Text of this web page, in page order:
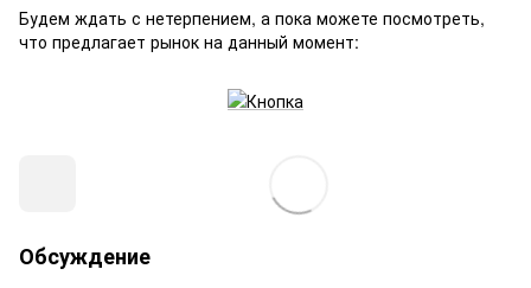
Будем ждать с нетерпением, а пока можете посмотреть,
что предлагает рынок на данный момент:
Обсуждение